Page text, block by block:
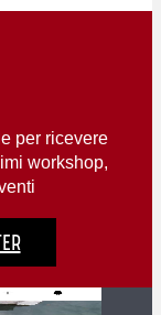
per ricevere
workshop,